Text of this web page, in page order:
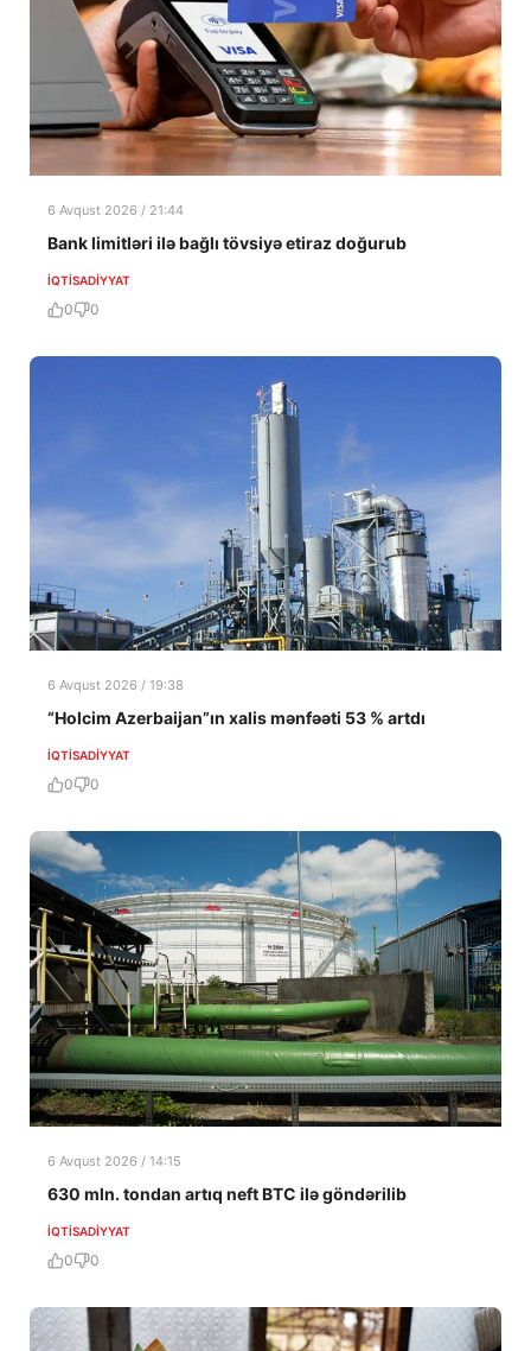
6 Avqust 2026 / 21:44
Bank limitləri ilə bağlı tövsiyə etiraz doğurub
İQTISADIYYAT
0 0
6 Avqust 2026 / 19:38
“Holcim Azerbaijan”ın xalis mənfəəti 53 % artdı
İQTISADIYYAT
0 0
6 Avqust 2026 / 14:15
630 mln. tondan artıq neft BTC ilə göndərilib
İQTISADIYYAT
0 0